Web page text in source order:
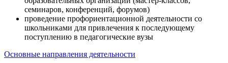
семинаров, конференций, форумов)
проведение профориентационной деятельности со
школьниками для привлечения к последующему
поступлению в педагогические вузы
Основные направления деятельности